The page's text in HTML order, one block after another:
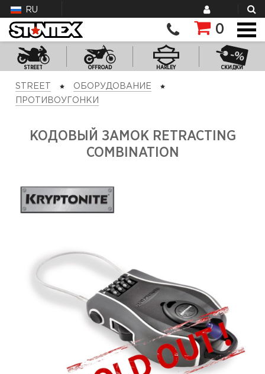
RU
0
STREET OFFROAD HARLEY СКИДКИ
STREET
ОБОРУДОВАНИЕ
ПРОТИВОУГОНКИ
КОДОВЫЙ ЗАМОК RETRACTING
COMBINATION